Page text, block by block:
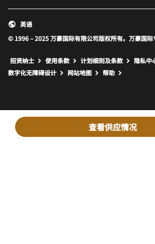
查看供应情况
© 1996 – 2025 万豪国际有限公司版权所有。万豪国际
英语
招贤纳士 使用条款 计划细则及条款
隐私中
数字化无障碍设计
网站地图 打开新窗口
帮助